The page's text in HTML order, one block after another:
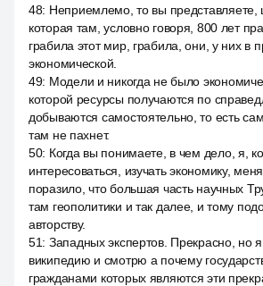
48: Неприемлемо, то вы представляете,
которая там, условно говоря, 800 лет
грабила этот мир, грабила, они, у них в
экономической.
49: Модели и никогда не было
которой ресурсы получаются по
добываются самостоятельно, то есть
там не пахнет.
50: Когда вы понимаете, в чем дело, я,
интересоваться, изучать экономику,
поразило, что большая часть научных
там геополитики и так далее, и тому
авторству.
51: Западных экспертов. Прекрасно, но
википедию и смотрю а почему
гражданами которых являются эти